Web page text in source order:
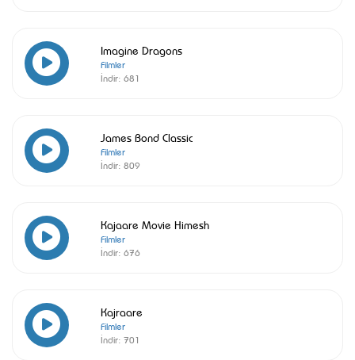
Imagine Dragons
Filmler
İndir: 681
James Bond Classic
Filmler
İndir: 809
Kajaare Movie Himesh
Filmler
İndir: 676
Kajraare
Filmler
İndir: 701